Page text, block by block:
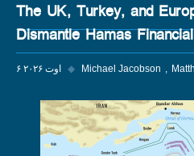
The UK, Turkey, and
Dismantle Hamas
۶ اوت ۲۰۲۶ ◆ Michael Jacobson